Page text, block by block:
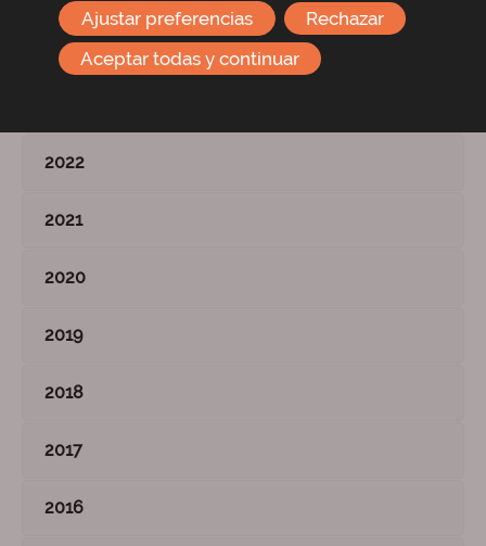
Informe resultados – Primer trimestre 2024
2022
2021
2020
2019
2018
2017
2016
Aceptar todas y continuar
Rechazar
Ajustar preferencias